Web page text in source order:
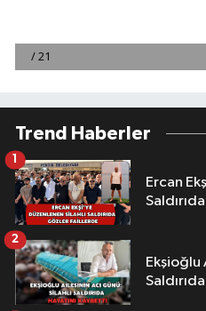
Trend Haberler
Ercan Ekşi'ye
1
Ekşioğlu
2